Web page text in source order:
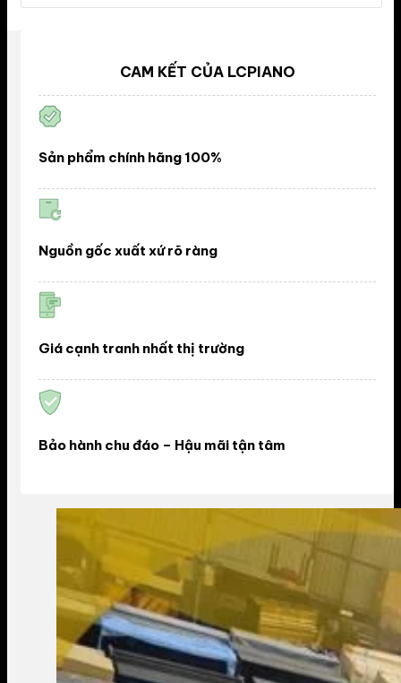
CAM KẾT CỦA LCPIANO
Sản phẩm chính hãng 100%
Nguồn gốc xuất xứ rõ ràng
Giá cạnh tranh nhất thị trường
Bảo hành chu đáo – Hậu mãi tận tâm